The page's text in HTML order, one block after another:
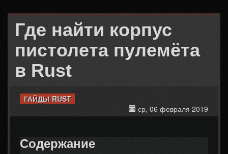
Где найти корпус
пистолета пулемёта
в Rust
ГАЙДЫ RUST
ср, 06 февраля 2019
Содержание